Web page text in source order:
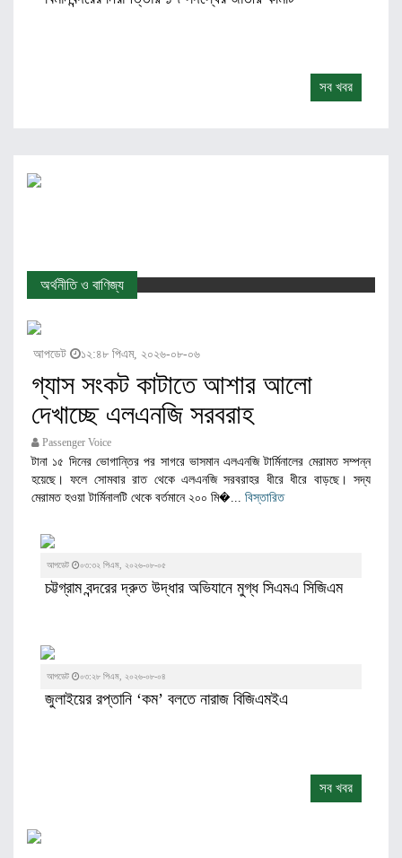
সব খবর
অর্থনীতি ও বাণিজ্য
আপডেট ১২:৪৮ পিএম, ২০২৬-০৮-০৬
গ্যাস সংকট কাটাতে আশার আলো
দেখাচ্ছে এলএনজি সরবরাহ
Passenger Voice
টানা ১৫ দিনের ভোগান্তির পর সাগরে ভাসমান এলএনজি টার্মিনালের মেরামত সম্পন্ন
হয়েছে। ফলে সোমবার রাত থেকে এলএনজি সরবরাহর ধীরে ধীরে বাড়ছে। সদ্য
মেরামত হওয়া টার্মিনালটি থেকে বর্তমানে ২০০ মি�... বিস্তারিত
আপডেট ০৩:৩২ পিএম, ২০২৬-০৮-০৫
চট্টগ্রাম বন্দরের দ্রুত উদ্ধার অভিযানে মুগ্ধ সিএমএ সিজিএম
আপডেট ০৩:২৮ পিএম, ২০২৬-০৮-০৪
জুলাইয়ের রপ্তানি ‘কম’ বলতে নারাজ বিজিএমইএ
সব খবর